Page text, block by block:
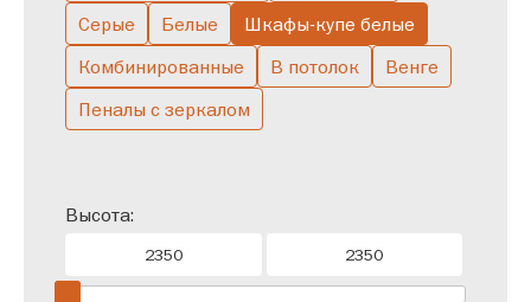
Серые
Белые
Шкафы-купе белые
Комбинированные
В потолок
Венге
Пеналы с зеркалом
Высота: